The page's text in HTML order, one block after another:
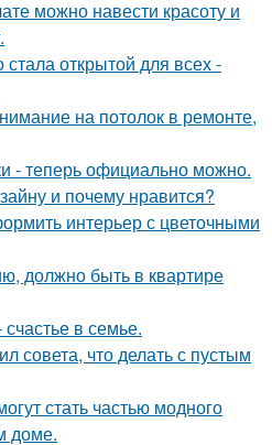
можно навести красоту и
открытой для всех -
на потолок в ремонте,
- теперь официально можно.
и почему нравится?
интерьер с цветочными
должно быть в квартире
в семье.
совета, что делать с пустым
стать частью модного
доме.